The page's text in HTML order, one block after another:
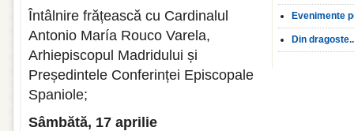
Evenimente
Din
Întâlnire frățească cu Cardinalul
Antonio María Rouco Varela,
Arhiepiscopul Madridului și
Președintele Conferinței Episcopale
Spaniole;
Sâmbătă, 17 aprilie